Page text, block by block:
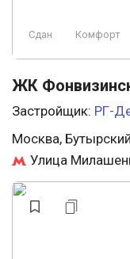
Сдан Комфорт
ЖК
Застройщик: РГ-
Москва,
Улица